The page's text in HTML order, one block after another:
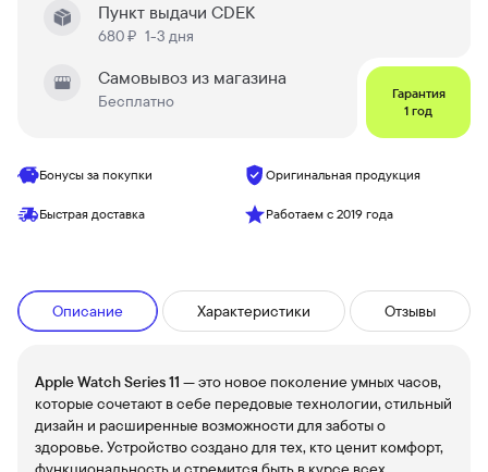
Пункт выдачи CDEK
680 ₽ 1-3 дня
Самовывоз из магазина
Бесплатно
Гарантия
1 год
Бонусы за покупки Оригинальная продукция
Быстрая доставка Работаем с 2019 года
Описание Характеристики Отзывы
Apple Watch Series 11 — это новое поколение умных часов,
которые сочетают в себе передовые технологии, стильный
дизайн и расширенные возможности для заботы о
здоровье. Устройство создано для тех, кто ценит комфорт,